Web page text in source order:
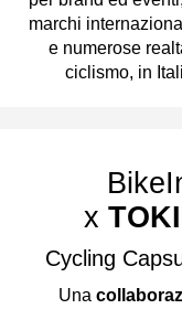
marchi
e numerose
ciclismo, in
x
Cycling
Una